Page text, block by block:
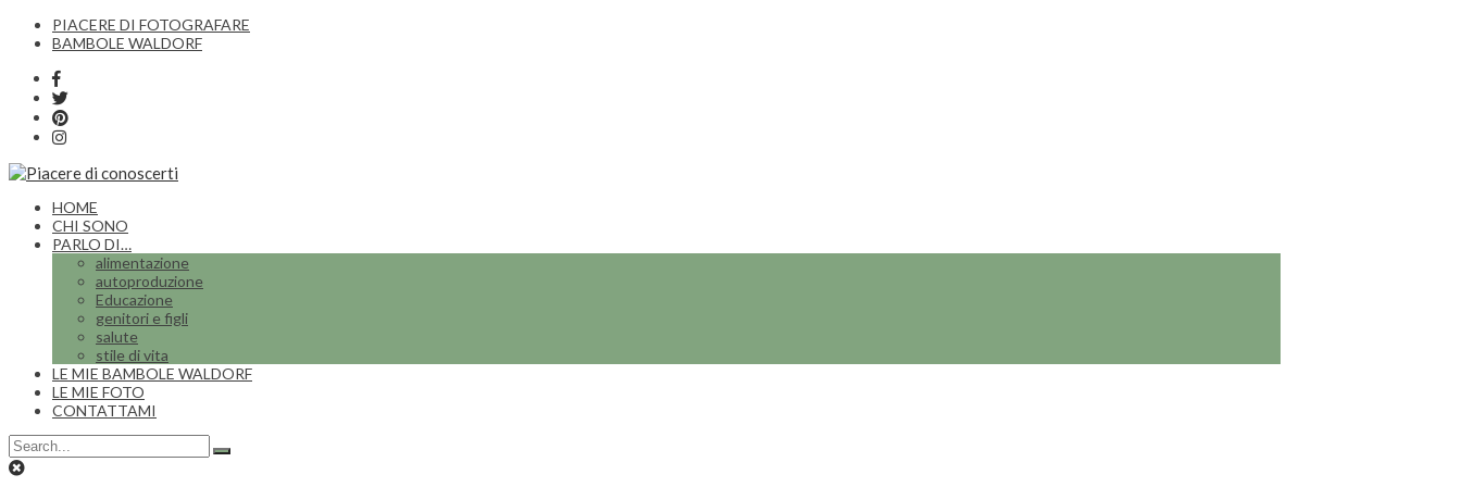
PIACERE DI FOTOGRAFARE
BAMBOLE WALDORF
HOME
CHI SONO
PARLO DI…
alimentazione
autoproduzione
Educazione
genitori e figli
salute
stile di vita
LE MIE BAMBOLE WALDORF
LE MIE FOTO
CONTATTAMI